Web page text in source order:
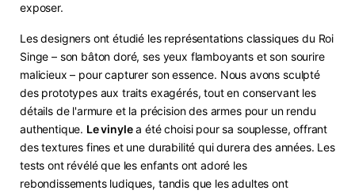
exposer.
Les designers ont étudié les représentations classiques du Roi
Singe – son bâton doré, ses yeux flamboyants et son sourire
malicieux – pour capturer son essence. Nous avons sculpté
des prototypes aux traits exagérés, tout en conservant les
détails de l'armure et la précision des armes pour un rendu
authentique. Le vinylea été choisi pour sa souplesse, offrant
des textures fines et une durabilité qui durera des années. Les
tests ont révélé que les enfants ont adoré les
rebondissements ludiques, tandis que les adultes ont